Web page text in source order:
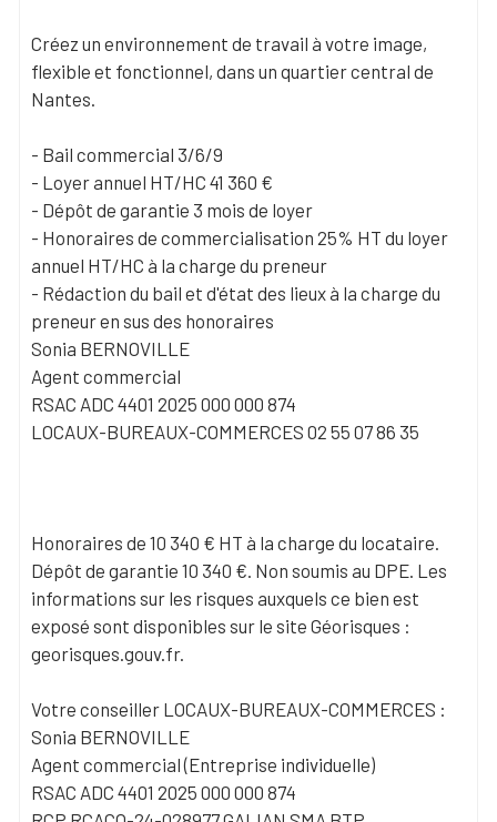
Créez un environnement de travail à votre image,
flexible et fonctionnel, dans un quartier central de
Nantes.
- Bail commercial 3/6/9
- Loyer annuel HT/HC 41 360 €
- Dépôt de garantie 3 mois de loyer
- Honoraires de commercialisation 25% HT du loyer
annuel HT/HC à la charge du preneur
- Rédaction du bail et d'état des lieux à la charge du
preneur en sus des honoraires
Sonia BERNOVILLE
Agent commercial
RSAC ADC 4401 2025 000 000 874
LOCAUX-BUREAUX-COMMERCES 02 55 07 86 35
Honoraires de 10 340 € HT à la charge du locataire.
Dépôt de garantie 10 340 €. Non soumis au DPE. Les
informations sur les risques auxquels ce bien est
exposé sont disponibles sur le site Géorisques :
georisques.gouv.fr.
Votre conseiller LOCAUX-BUREAUX-COMMERCES :
Sonia BERNOVILLE
Agent commercial (Entreprise individuelle)
RSAC ADC 4401 2025 000 000 874